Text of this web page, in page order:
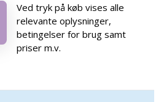
Ved tryk på køb vises alle
relevante oplysninger,
betingelser for brug samt
priser m.v.